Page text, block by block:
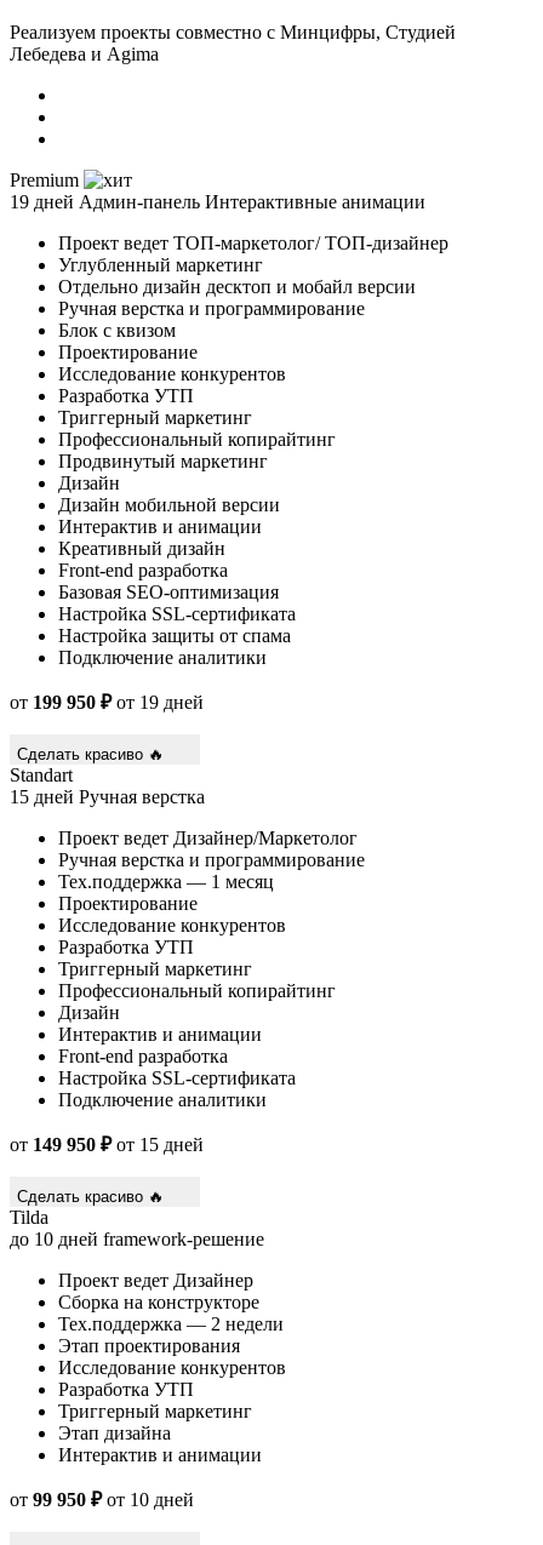
Реализуем проекты совместно с Минцифры, Студией
Лебедева и Аgima
Premium
19 дней Админ-панель Интерактивные анимации
Проект ведет ТОП-маркетолог/ ТОП-дизайнер
Углубленный маркетинг
Отдельно дизайн десктоп и мобайл версии
Ручная верстка и программирование
Блок с квизом
Проектирование
Исследование конкурентов
Разработка УТП
Триггерный маркетинг
Профессиональный копирайтинг
Продвинутый маркетинг
Дизайн
Дизайн мобильной версии
Интерактив и анимации
Креативный дизайн
Front-end разработка
Базовая SEO-оптимизация
Настройка SSL-сертификата
Настройка защиты от спама
Подключение аналитики
от 199 950 ₽от 19 дней
Сделать красиво 🔥
Standart
15 дней Ручная верстка
Проект ведет Дизайнер/Маркетолог
Ручная верстка и программирование
Тех.поддержка — 1 месяц
Проектирование
Исследование конкурентов
Разработка УТП
Триггерный маркетинг
Профессиональный копирайтинг
Дизайн
Интерактив и анимации
Front-end разработка
Настройка SSL-сертификата
Подключение аналитики
от 149 950 ₽от 15 дней
Сделать красиво 🔥
Tilda
до 10 дней framework-решение
Проект ведет Дизайнер
Сборка на конструкторе
Тех.поддержка — 2 недели
Этап проектирования
Исследование конкурентов
Разработка УТП
Триггерный маркетинг
Этап дизайна
Интерактив и анимации
от 99 950 ₽от 10 дней